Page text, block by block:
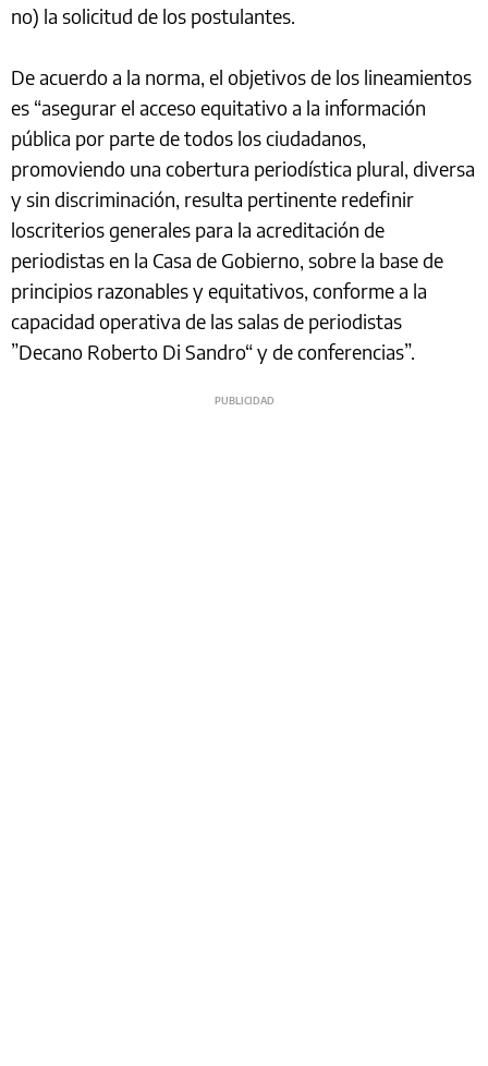
no) la solicitud de los postulantes.
De acuerdo a la norma, el objetivos de los lineamientos
es “asegurar el acceso equitativo a la información
pública por parte de todos los ciudadanos,
promoviendo una cobertura periodística plural, diversa
y sin discriminación, resulta pertinente redefinir
loscriterios generales para la acreditación de
periodistas en la Casa de Gobierno, sobre la base de
principios razonables y equitativos, conforme a la
capacidad operativa de las salas de periodistas
”Decano Roberto Di Sandro“ y de conferencias”.